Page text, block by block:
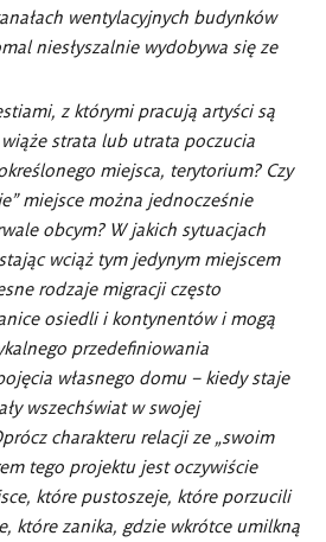
wentylacyjnych budynków
niesłyszalnie wydobywa się ze
z którymi pracują artyści są
strata lub utrata poczucia
miejsca, terytorium? Czy
miejsce można jednocześnie
obcym? W jakich sytuacjach
wciąż tym jedynym miejscem
rodzaje migracji często
osiedli i kontynentów i mogą
przedefiniowania
własnego domu – kiedy staje
wszechświat w swojej
charakteru relacji ze „swoim
tego projektu jest oczywiście
które pustoszeje, które porzucili
które zanika, gdzie wkrótce umilkną